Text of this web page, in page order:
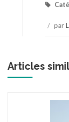
/ par
Articles